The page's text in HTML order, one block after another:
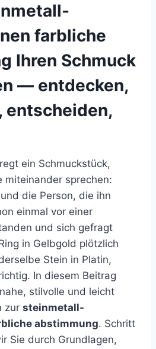
farbliche
Ihren Schmuck
— entdecken,
entscheiden,
ein Schmuckstück,
miteinander sprechen:
die Person, die ihn
einmal vor einer
und sich gefragt
in Gelbgold plötzlich
Stein in Platin,
In diesem Beitrag
stilvolle und leicht
zur steinmetall-
abstimmung. Schritt
Sie durch Grundlagen,